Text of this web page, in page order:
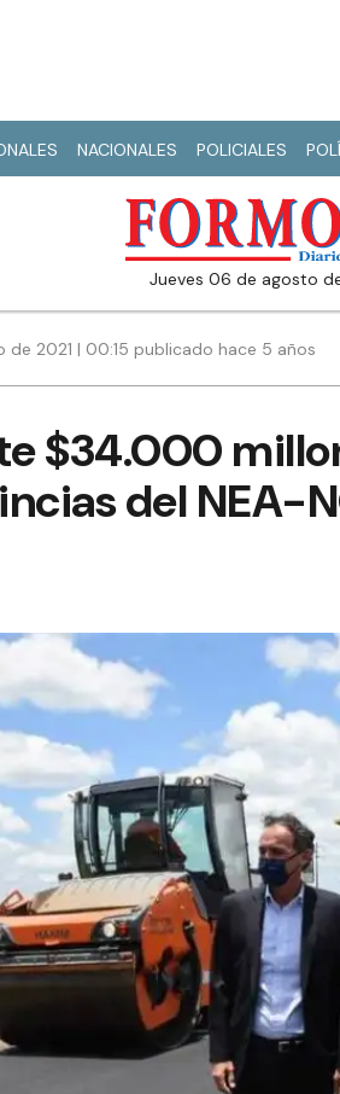
NACIONALES POLICIALES
jueves 06 de agosto
de 2021 | 00:15 publicado hace 5 años
$34.000
del NEA-